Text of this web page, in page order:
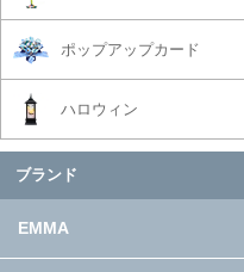
ポップアップカード
ハロウィン
ブランド
EMMA